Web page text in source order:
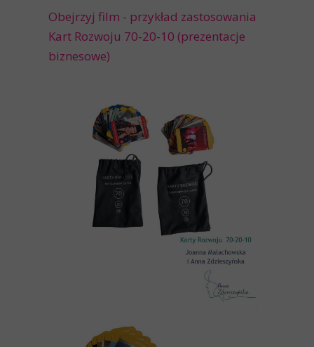
Obejrzyj film - przykład zastosowania
Kart Rozwoju 70-20-10 (prezentacje
biznesowe)